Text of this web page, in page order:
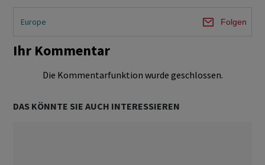
Europe Folgen
Ihr Kommentar
Die Kommentarfunktion wurde geschlossen.
DAS KÖNNTE SIE AUCH INTERESSIEREN